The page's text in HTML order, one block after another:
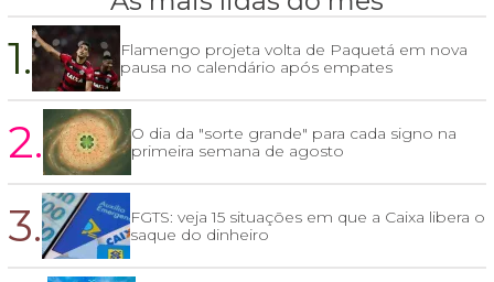
1.
Flamengo projeta volta de Paquetá em nova
pausa no calendário após empates
2.
O dia da "sorte grande" para cada signo na
primeira semana de agosto
3.
FGTS: veja 15 situações em que a Caixa libera o
saque do dinheiro